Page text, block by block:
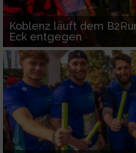
Koblenz läuft dem
Eck entgegen